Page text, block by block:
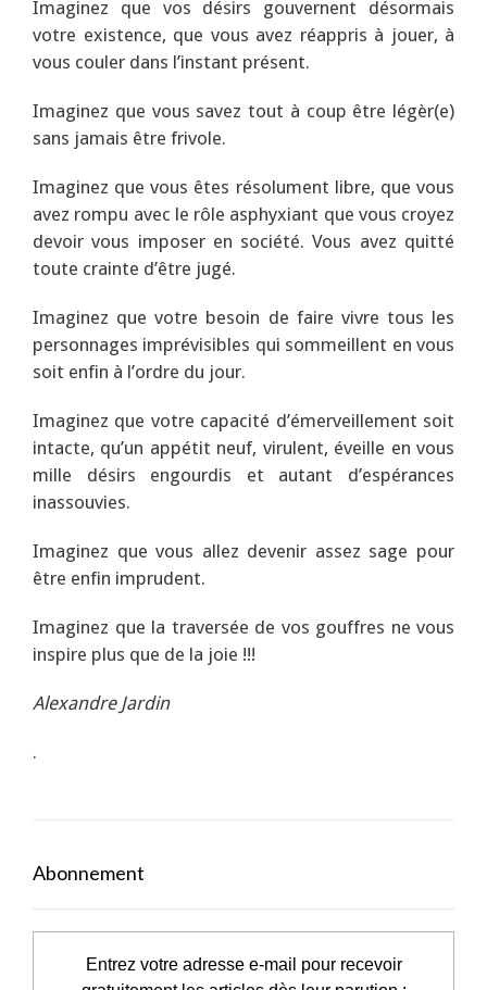
Imaginez que vos désirs gouvernent désormais
votre existence, que vous avez réappris à jouer, à
vous couler dans l’instant présent.
Imaginez que vous savez tout à coup être légèr(e)
sans jamais être frivole.
Imaginez que vous êtes résolument libre, que vous
avez rompu avec le rôle asphyxiant que vous croyez
devoir vous imposer en société. Vous avez quitté
toute crainte d’être jugé.
Imaginez que votre besoin de faire vivre tous les
personnages imprévisibles qui sommeillent en vous
soit enfin à l’ordre du jour.
Imaginez que votre capacité d’émerveillement soit
intacte, qu’un appétit neuf, virulent, éveille en vous
mille désirs engourdis et autant d’espérances
inassouvies.
Imaginez que vous allez devenir assez sage pour
être enfin imprudent.
Imaginez que la traversée de vos gouffres ne vous
inspire plus que de la joie !!!
Alexandre Jardin
.
Abonnement
Entrez votre adresse e-mail pour recevoir